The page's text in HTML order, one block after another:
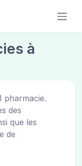
à
pharmacie.
des
que les
de